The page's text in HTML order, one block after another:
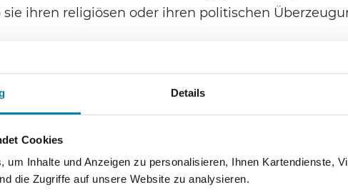
Details
Cookies
um Inhalte und Anzeigen zu personalisieren, Ihnen Kartendienste,
die Zugriffe auf unsere Website zu analysieren.
ihren religiösen oder ihren politischen
die staatsskeptischen Impfverweigerer –
anderen Religionsgemeinschaften wiegt Kritik in
organisiert ist und der Präsident als Prophet
ihm und Mitgliedern der führenden
der institutionellen Hierarchie überhaupt. Wie
der Gemeinschaft künftig untermauern